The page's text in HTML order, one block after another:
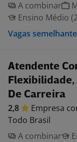
A combinar
Ensino Médio
Vagas
Atendente
Flexibilidade,
De Carreira
2,8 Empresa
Todo Brasil
A combinar